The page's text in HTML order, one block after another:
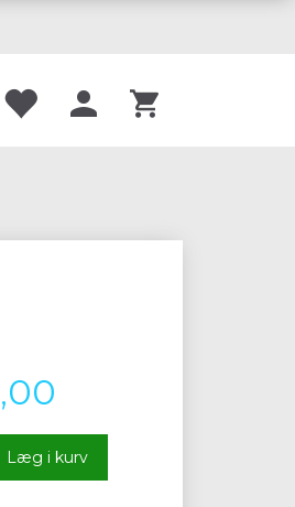
Læg i kurv